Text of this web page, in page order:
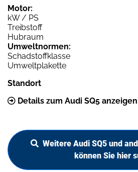
Motor:
kW / PS
Treibstoff
Hubraum
Umweltnormen:
Schadstoffklasse
Umweltplakette
Standort
Details zum Audi SQ5 anzeigen
Weitere Audi SQ5 und
können Sie hier